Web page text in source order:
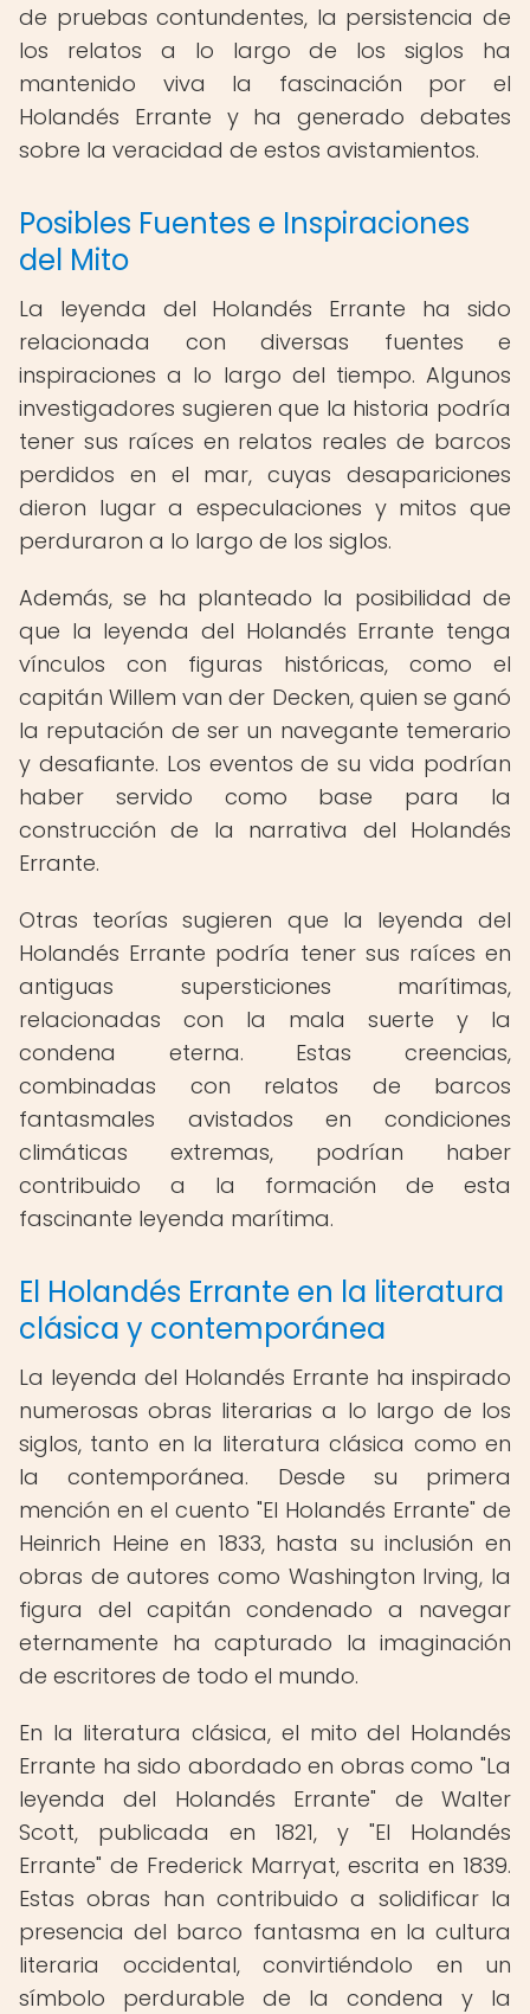
de pruebas contundentes, la persistencia de
los relatos a lo largo de los siglos ha
mantenido viva la fascinación por el
Holandés Errante y ha generado debates
sobre la veracidad de estos avistamientos.
Posibles Fuentes e Inspiraciones
del Mito
La leyenda del Holandés Errante ha sido
relacionada con diversas fuentes e
inspiraciones a lo largo del tiempo. Algunos
investigadores sugieren que la historia podría
tener sus raíces en relatos reales de barcos
perdidos en el mar, cuyas desapariciones
dieron lugar a especulaciones y mitos que
perduraron a lo largo de los siglos.
Además, se ha planteado la posibilidad de
que la leyenda del Holandés Errante tenga
vínculos con figuras históricas, como el
capitán Willem van der Decken, quien se ganó
la reputación de ser un navegante temerario
y desafiante. Los eventos de su vida podrían
haber servido como base para la
construcción de la narrativa del Holandés
Errante.
Otras teorías sugieren que la leyenda del
Holandés Errante podría tener sus raíces en
antiguas supersticiones marítimas,
relacionadas con la mala suerte y la
condena eterna. Estas creencias,
combinadas con relatos de barcos
fantasmales avistados en condiciones
climáticas extremas, podrían haber
contribuido a la formación de esta
fascinante leyenda marítima.
El Holandés Errante en la literatura
clásica y contemporánea
La leyenda del Holandés Errante ha inspirado
numerosas obras literarias a lo largo de los
siglos, tanto en la literatura clásica como en
la contemporánea. Desde su primera
mención en el cuento "El Holandés Errante" de
Heinrich Heine en 1833, hasta su inclusión en
obras de autores como Washington Irving, la
figura del capitán condenado a navegar
eternamente ha capturado la imaginación
de escritores de todo el mundo.
En la literatura clásica, el mito del Holandés
Errante ha sido abordado en obras como "La
leyenda del Holandés Errante" de Walter
Scott, publicada en 1821, y "El Holandés
Errante" de Frederick Marryat, escrita en 1839.
Estas obras han contribuido a solidificar la
presencia del barco fantasma en la cultura
literaria occidental, convirtiéndolo en un
símbolo perdurable de la condena y la